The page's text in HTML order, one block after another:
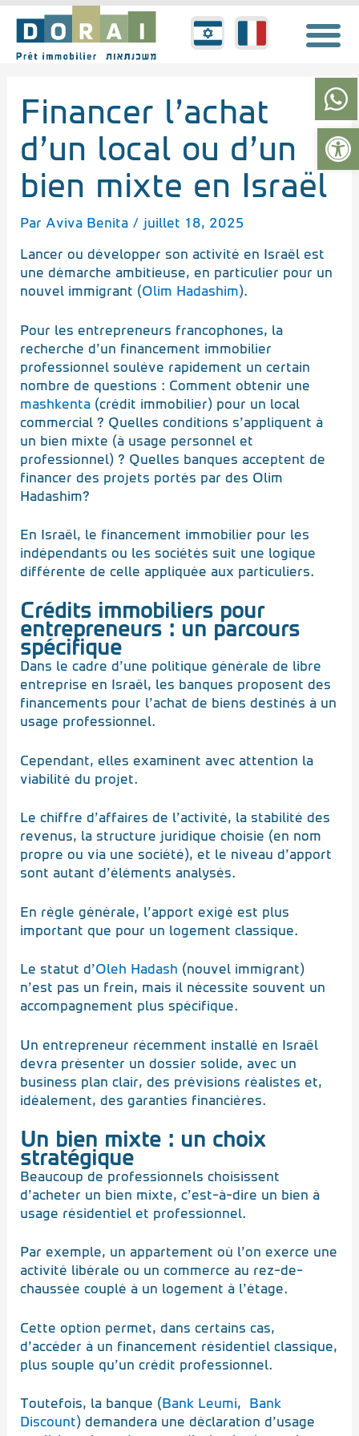
Ouvrir
Aller
contenu
h
a
t
Financer l’achat
d’un local ou d’un
bien mixte en Israël
Par Aviva Benita / juillet 18, 2025
Lancer ou développer son activité en Israël est
une démarche ambitieuse, en particulier pour un
nouvel immigrant (Olim Hadashim).
Pour les entrepreneurs francophones, la
recherche d’un financement immobilier
professionnel soulève rapidement un certain
nombre de questions : Comment obtenir une
mashkenta(crédit immobilier) pour un local
commercial ? Quelles conditions s’appliquent à
un bien mixte (à usage personnel et
professionnel) ? Quelles banques acceptent de
financer des projets portés par des Olim
Hadashim?
En Israël, le financement immobilier pour les
indépendants ou les sociétés suit une logique
différente de celle appliquée aux particuliers.
Crédits immobiliers pour
entrepreneurs : un parcours
spécifique
Dans le cadre d’une politique générale de libre
entreprise en Israël, les banques proposent des
financements pour l’achat de biens destinés à un
usage professionnel.
Cependant, elles examinent avec attention la
viabilité du projet.
Le chiffre d’affaires de l’activité, la stabilité des
revenus, la structure juridique choisie (en nom
propre ou via une société), et le niveau d’apport
sont autant d’éléments analysés.
En règle générale, l’apport exigé est plus
important que pour un logement classique.
Le statut d’Oleh Hadash (nouvel immigrant)
n’est pas un frein, mais il nécessite souvent un
accompagnement plus spécifique.
Un entrepreneur récemment installé en Israël
devra présenter un dossier solide, avec un
business plan clair, des prévisions réalistes et,
idéalement, des garanties financières.
Un bien mixte : un choix
stratégique
Beaucoup de professionnels choisissent
d’acheter un bien mixte, c’est-à-dire un bien à
usage résidentiel et professionnel.
Par exemple, un appartement où l’on exerce une
activité libérale ou un commerce au rez-de-
chaussée couplé à un logement à l’étage.
Cette option permet, dans certains cas,
d’accéder à un financement résidentiel classique,
plus souple qu’un crédit professionnel.
Toutefois, la banque (Bank Leumi, Bank
Discount) demandera une déclaration d’usage